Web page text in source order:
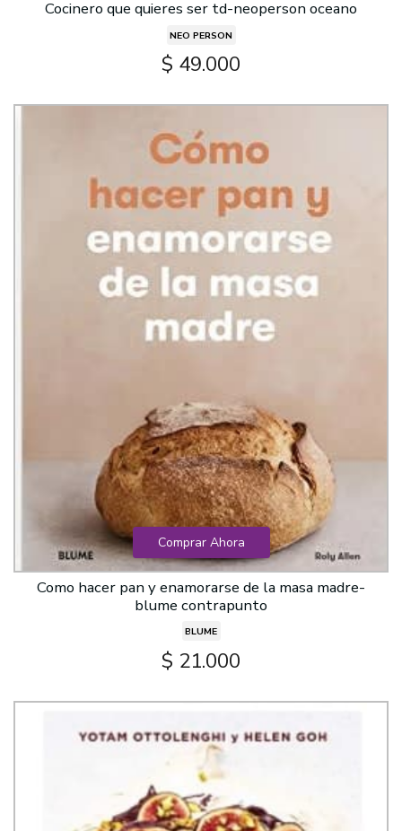
Cocinero que quieres ser td-neoperson oceano
NEO PERSON
$ 49.000
Comprar Ahora
Como hacer pan y enamorarse de la masa madre-
blume contrapunto
BLUME
$ 21.000